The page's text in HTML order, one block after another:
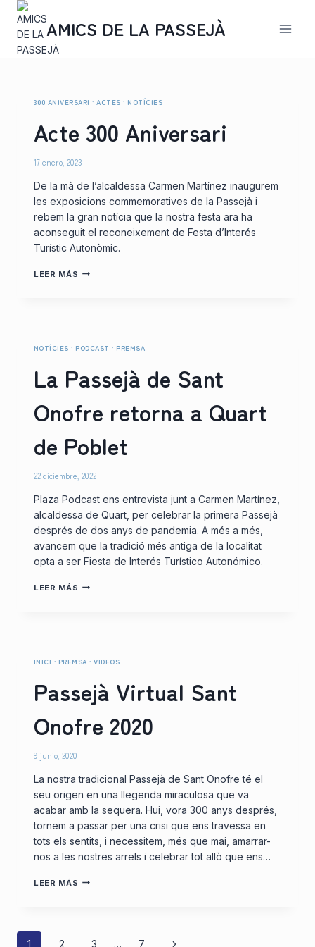
Saltar
contenido AMICS DE LA PASSEJÀ
300 ANIVERSARI ·ACTES · NOTÍCIES
Acte 300 Aniversari
17 enero, 2023
De la mà de l’alcaldessa Carmen Martínez inaugurem
les exposicions commemoratives de la Passejà i
rebem la gran notícia que la nostra festa ara ha
aconseguit el reconeixement de Festa d’Interés
Turístic Autonòmic.
LEER MÁS ACTE
NOTÍCIES · PODCAST · PREMSA
La Passejà de Sant
Onofre retorna a Quart
de Poblet
22 diciembre, 2022
Plaza Podcast ens entrevista junt a Carmen Martínez,
alcaldessa de Quart, per celebrar la primera Passejà
després de dos anys de pandemia. A més a més,
avancem que la tradició més antiga de la localitat
opta a ser Fiesta de Interés Turístico Autonómico.
LEER MÁS LA
POBLET
INICI · PREMSA ·VIDEOS
Passejà Virtual Sant
Onofre 2020
9 junio, 2020
La nostra tradicional Passejà de Sant Onofre té el
seu origen en una llegenda miraculosa que va
acabar amb la sequera. Hui, vora 300 anys després,
tornem a passar per una crisi que ens travessa en
tots els sentits, i necessitem, més que mai, amarrar-
nos a les nostres arrels i celebrar tot allò que ens…
LEER MÁS PASSEJÀ
1 2 3 … 7 Siguiente